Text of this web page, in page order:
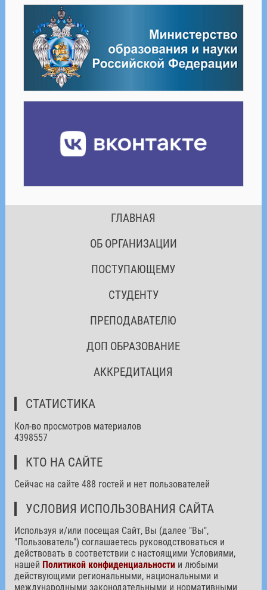
ГЛАВНАЯ
ОБ ОРГАНИЗАЦИИ
ПОСТУПАЮЩЕМУ
СТУДЕНТУ
ПРЕПОДАВАТЕЛЮ
ДОП ОБРАЗОВАНИЕ
АККРЕДИТАЦИЯ
СТАТИСТИКА
Кол-во просмотров материалов
4398557
КТО НА САЙТЕ
Сейчас на сайте 488 гостей и нет пользователей
УСЛОВИЯ ИСПОЛЬЗОВАНИЯ САЙТА
Используя и/или посещая Сайт, Вы (далее "Вы",
"Пользователь") соглашаетесь руководствоваться и
действовать в соответствии с настоящими Условиями,
нашей Политикой конфиденциальностии любыми
действующими региональными, национальными и
международными законодательными и нормативными